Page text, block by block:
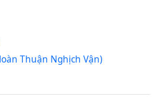
Thuận Nghịch Vận)